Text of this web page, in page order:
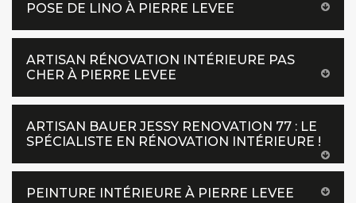
POSE DE LINO À PIERRE LEVEE
ARTISAN RÉNOVATION INTÉRIEURE PAS
CHER À PIERRE LEVEE
ARTISAN BAUER JESSY RENOVATION 77 : LE
SPÉCIALISTE EN RÉNOVATION INTÉRIEURE !
PEINTURE INTÉRIEURE À PIERRE LEVEE